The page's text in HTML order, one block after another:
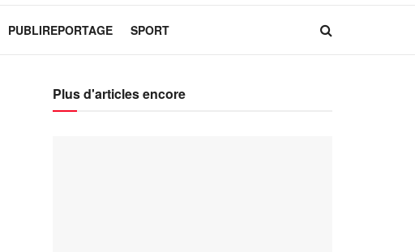
PUBLIREPORTAGE SPORT
Plus d'articles encore